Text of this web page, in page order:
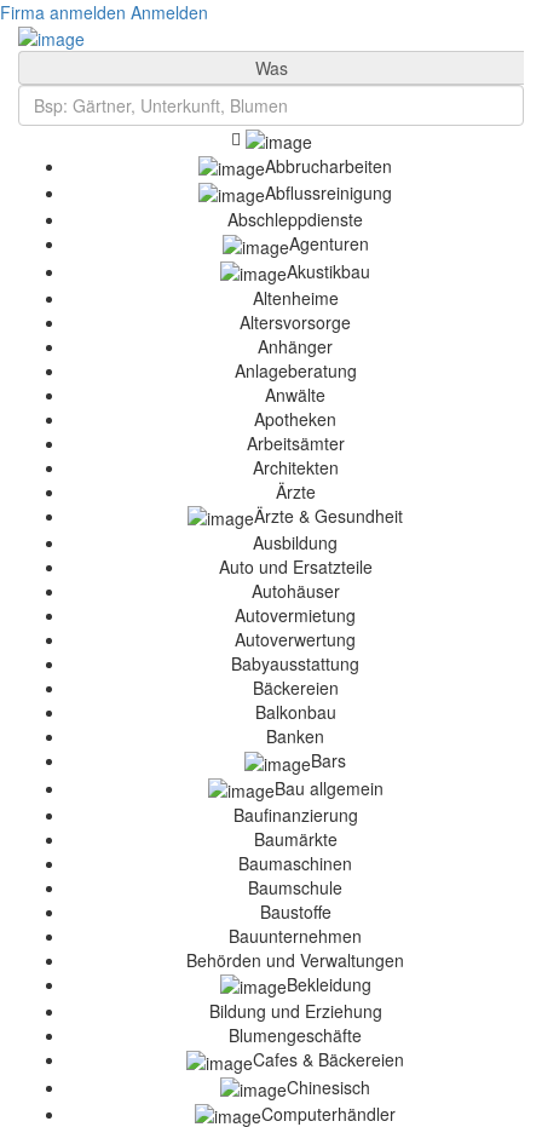
Firma anmelden Anmelden
Was
Abbrucharbeiten
Abflussreinigung
Abschleppdienste
Agenturen
Akustikbau
Altenheime
Altersvorsorge
Anhänger
Anlageberatung
Anwälte
Apotheken
Arbeitsämter
Architekten
Ärzte
Ärzte & Gesundheit
Ausbildung
Auto und Ersatzteile
Autohäuser
Autovermietung
Autoverwertung
Babyausstattung
Bäckereien
Balkonbau
Banken
Bars
Bau allgemein
Baufinanzierung
Baumärkte
Baumaschinen
Baumschule
Baustoffe
Bauunternehmen
Behörden und Verwaltungen
Bekleidung
Bildung und Erziehung
Blumengeschäfte
Cafes & Bäckereien
Chinesisch
Computerhändler